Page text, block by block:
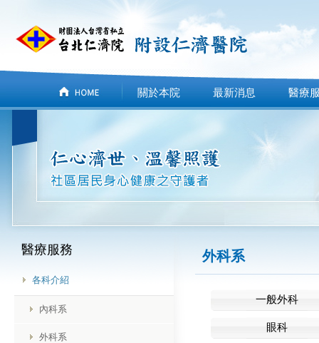
關於本院 最新消息 醫療
醫療服務
各科介紹
內科系
外科系
外科系
一般外科
眼科